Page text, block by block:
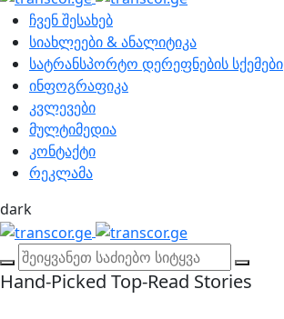
ჩვენ შესახებ
სიახლეები & ანალიტიკა
სატრანსპორტო დერეფნების სქემები
ინფოგრაფიკა
კვლევები
მულტიმედია
კონტაქტი
რეკლამა
dark
Hand-Picked Top-Read Stories